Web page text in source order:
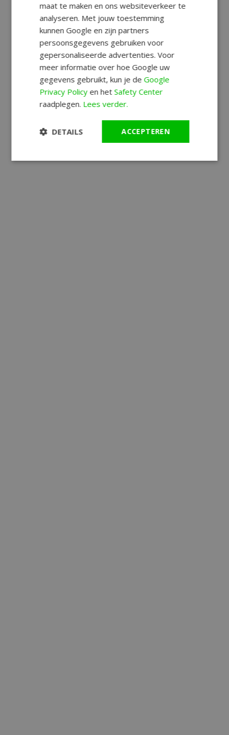
maat te maken en ons websiteverkeer te
analyseren. Met jouw toestemming
kunnen Google en zijn partners
persoonsgegevens gebruiken voor
gepersonaliseerde advertenties. Voor
meer informatie over hoe Google uw
gegevens gebruikt, kun je deGoogle
Privacy Policyen hetSafety Center
raadplegen. Lees verder.
ACCEPTEREN
DETAILS